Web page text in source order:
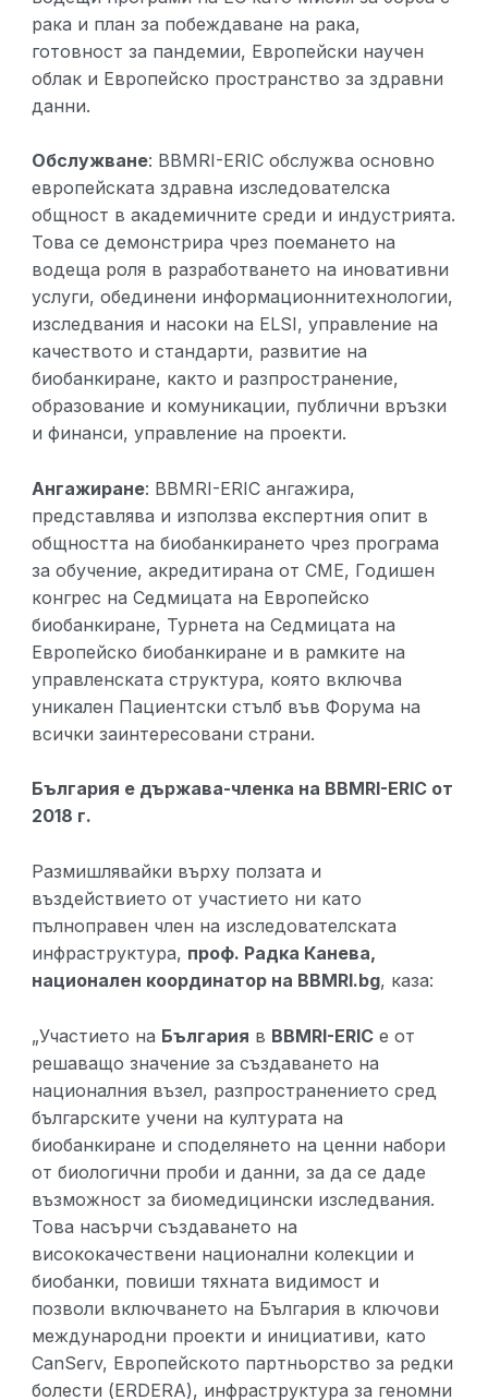
рака и план за побеждаване на рака,
готовност за пандемии, Европейски научен
облак и Европейско пространство за здравни
данни.
Обслужване: BBMRI-ERIC обслужва основно
европейската здравна изследователска
общност в академичните среди и индустрията.
Това се демонстрира чрез поемането на
водеща роля в разработването на иновативни
услуги, обединени информационнитехнологии,
изследвания и насоки на ELSI, управление на
качеството и стандарти, развитие на
биобанкиране, както и разпространение,
образование и комуникации, публични връзки
и финанси, управление на проекти.
Ангажиране: BBMRI-ERIC ангажира,
представлява и използва експертния опит в
общността на биобанкирането чрез програма
за обучение, акредитирана от CME, Годишен
конгрес на Седмицата на Европейско
биобанкиране, Турнета на Седмицата на
Европейско биобанкиране и в рамките на
управленската структура, която включва
уникален Пациентски стълб във Форума на
всички заинтересовани страни.
България е държава-членка на BBMRI-ERIC от
2018 г.
Размишлявайки върху ползата и
въздействието от участието ни като
пълноправен член на изследователската
инфраструктура, проф. Радка Канева,
национален координатор на BBMRI.bg, каза:
„Участието на България в BBMRI-ERIC е от
решаващо значение за създаването на
националния възел, разпространението сред
българските учени на културата на
биобанкиране и споделянето на ценни набори
от биологични проби и данни, за да се даде
възможност за биомедицински изследвания.
Това насърчи създаването на
висококачествени национални колекции и
биобанки, повиши тяхната видимост и
позволи включването на България в ключови
международни проекти и инициативи, като
CanServ, Европейското партньорство за редки
болести (ERDERA), инфраструктура за геномни